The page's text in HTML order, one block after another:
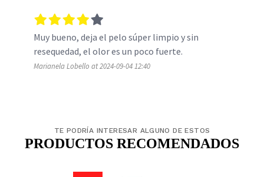
Muy bueno, deja el pelo súper limpio y sin
resequedad, el olor es un poco fuerte.
Marianela Lobello at 2024-09-04 12:40
TE PODRÍA INTERESAR ALGUNO DE ESTOS
PRODUCTOS RECOMENDADOS